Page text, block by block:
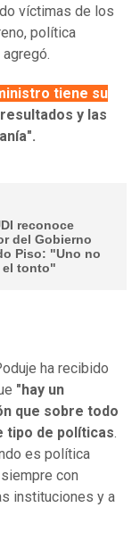
víctimas de los
política
tiene su
y las
reconoce
del Gobierno
Piso: "Uno no
el tonto"
ha recibido
"hay un
que sobre todo
tipo de políticas.
es política
con
instituciones y a